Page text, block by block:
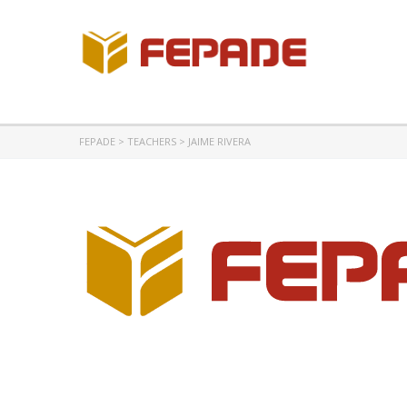
FEPADE > TEACHERS > JAIME RIVERA